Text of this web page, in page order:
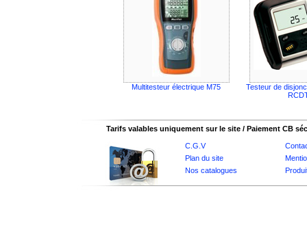
Multitesteur électrique M75
Testeur de
Tarifs valables uniquement sur le site / Paiement CB
C.G.V
Plan du site
Nos catalogues